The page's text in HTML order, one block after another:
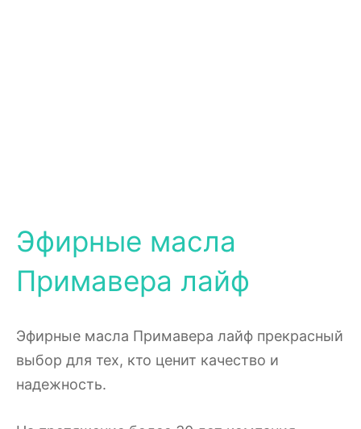
Эфирные масла
Примавера лайф
Эфирные масла Примавера лайф прекрасный
выбор для тех, кто ценит качество и
надежность.